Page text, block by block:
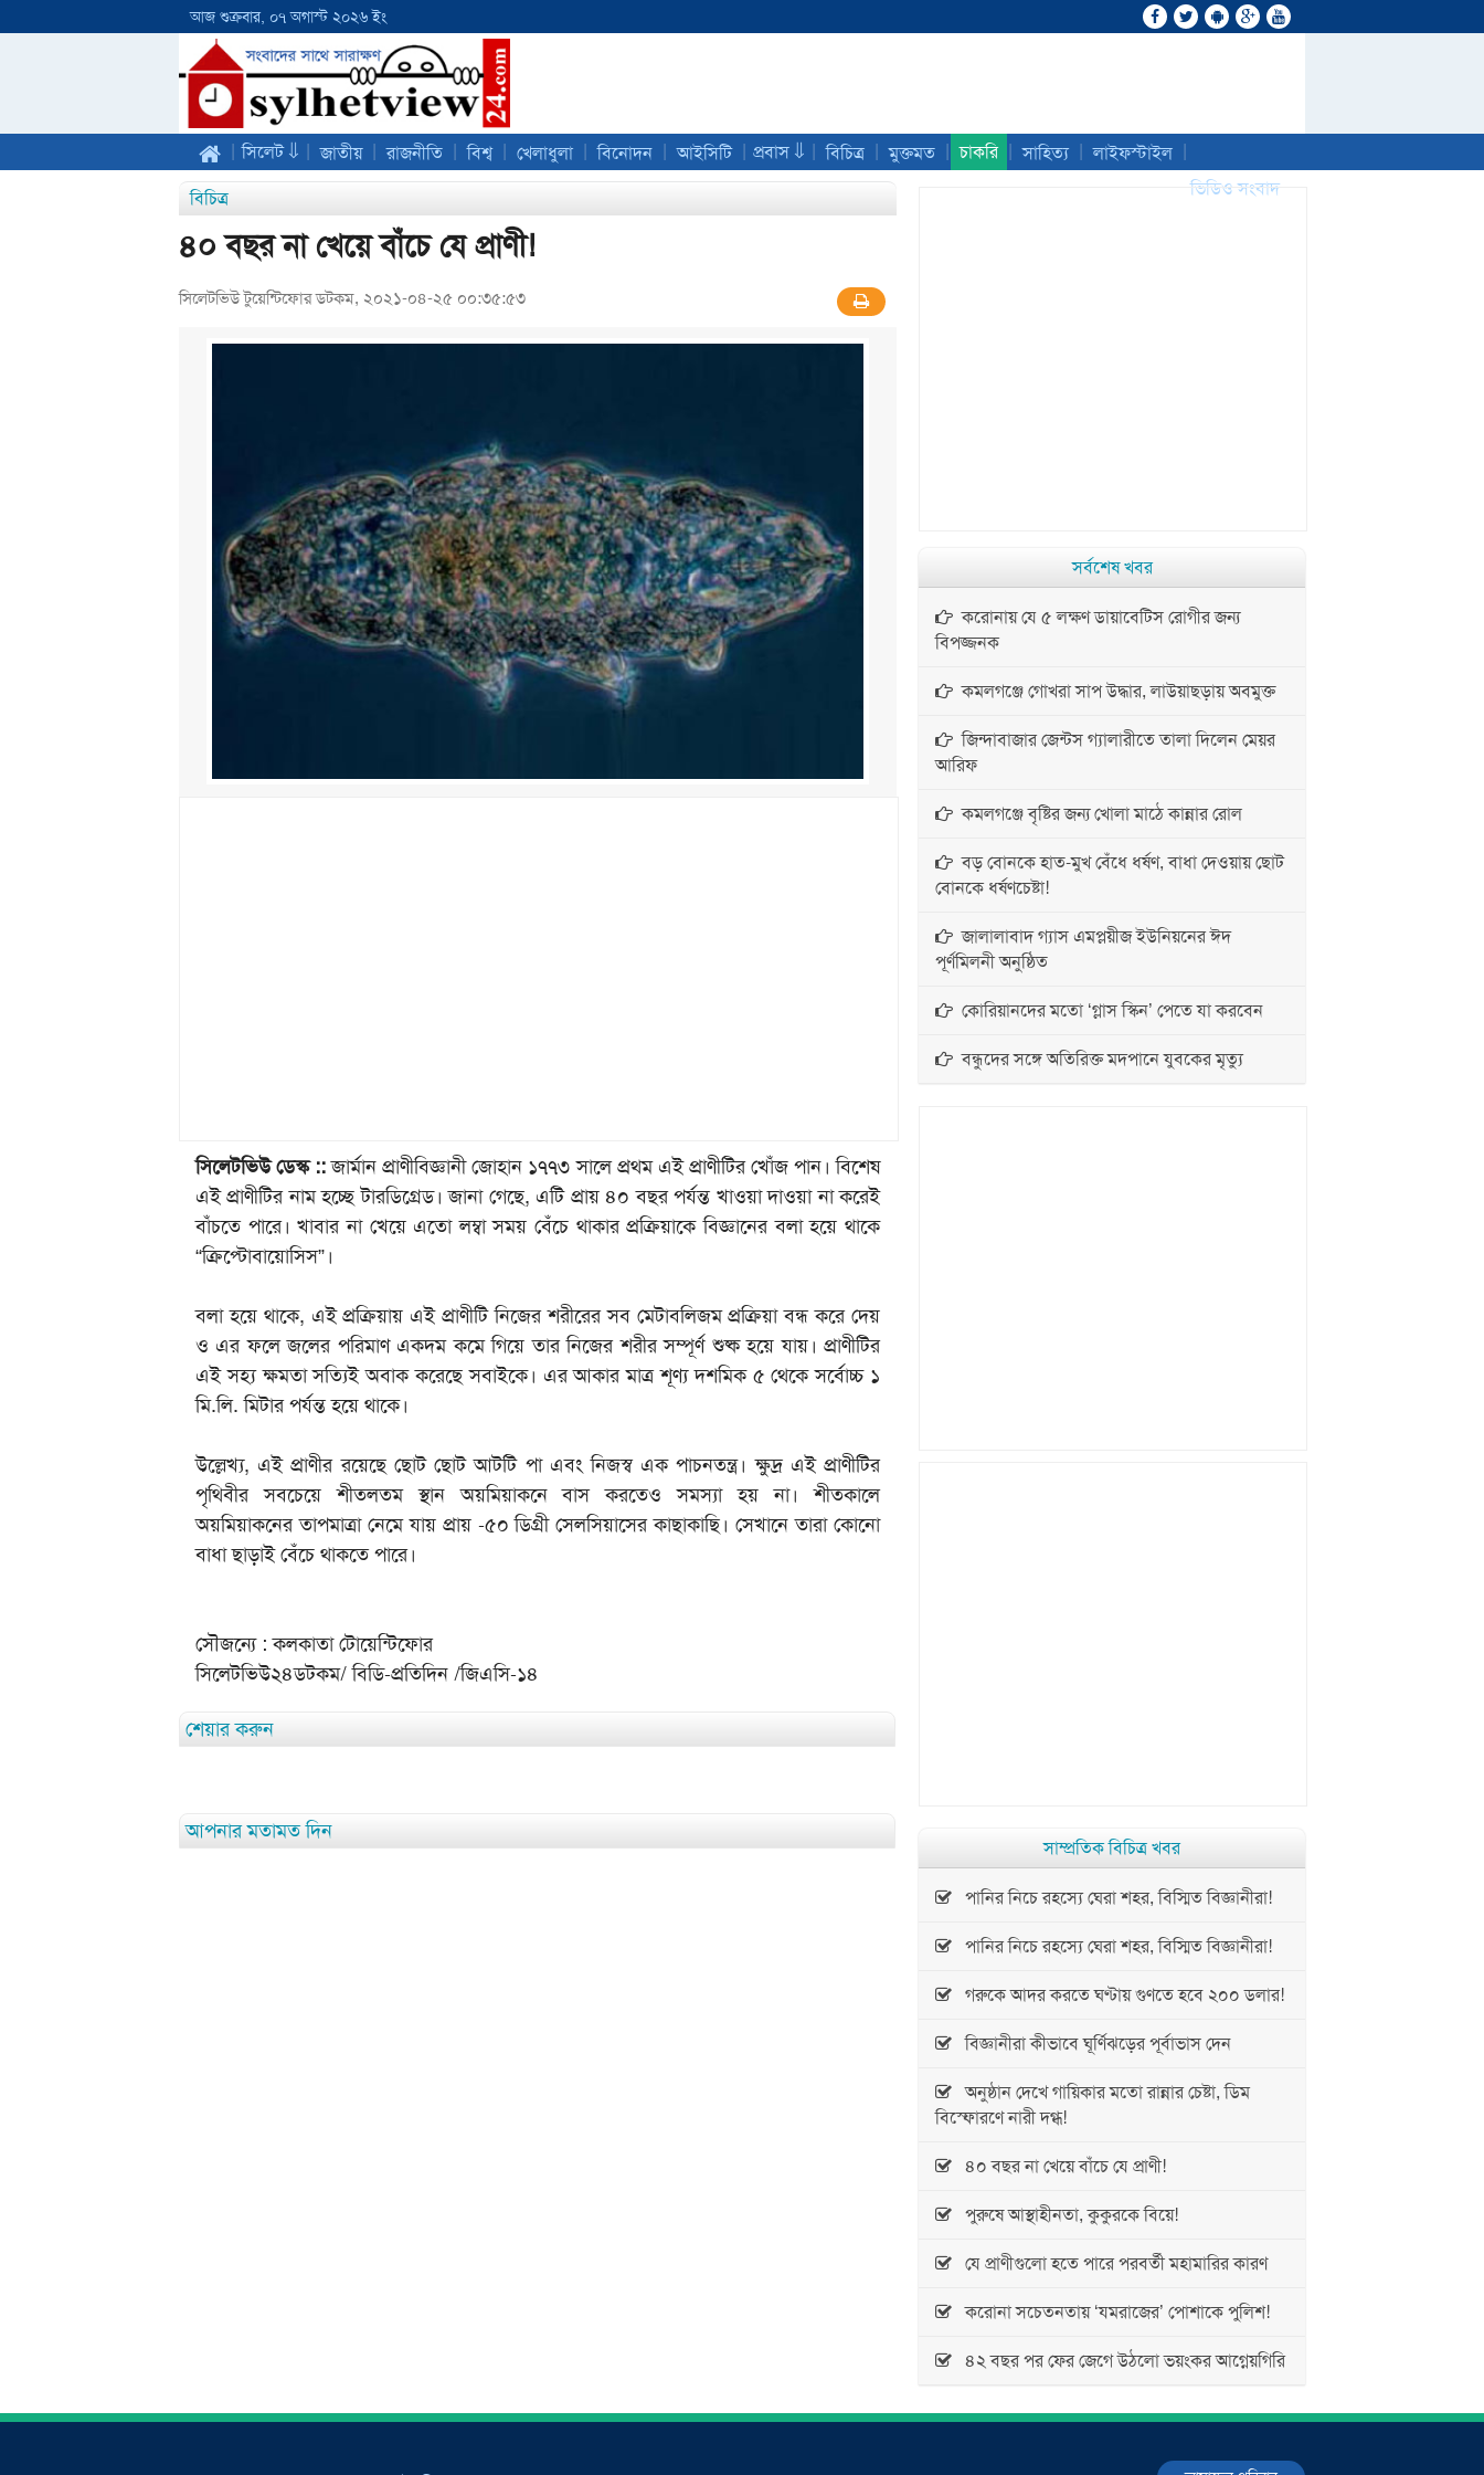
আজ শুক্রবার, ০৭ অগাস্ট ২০২৬ ইং
| সিলেট ⇓ | জাতীয় | রাজনীতি | বিশ্ব | খেলাধুলা | বিনোদন | আইসিটি | প্রবাস ⇓ | বিচিত্র | মুক্তমত | চাকরি | সাহিত্য | লাইফস্টাইল |
ভিডিও সংবাদ
বিচিত্র
৪০ বছর না খেয়ে বাঁচে যে প্রাণী!
সিলেটভিউ টুয়েন্টিফোর ডটকম, ২০২১-০৪-২৫ ০০:৩৫:৫৩
সিলেটভিউ ডেস্ক ::জার্মান প্রাণীবিজ্ঞানী জোহান ১৭৭৩ সালে প্রথম এই প্রাণীটির খোঁজ পান। বিশেষ
এই প্রাণীটির নাম হচ্ছে টারডিগ্রেড। জানা গেছে, এটি প্রায় ৪০ বছর পর্যন্ত খাওয়া দাওয়া না করেই
বাঁচতে পারে। খাবার না খেয়ে এতো লম্বা সময় বেঁচে থাকার প্রক্রিয়াকে বিজ্ঞানের বলা হয়ে থাকে
“ক্রিপ্টোবায়োসিস”।
বলা হয়ে থাকে, এই প্রক্রিয়ায় এই প্রাণীটি নিজের শরীরের সব মেটাবলিজম প্রক্রিয়া বন্ধ করে দেয়
ও এর ফলে জলের পরিমাণ একদম কমে গিয়ে তার নিজের শরীর সম্পূর্ণ শুষ্ক হয়ে যায়। প্রাণীটির
এই সহ্য ক্ষমতা সত্যিই অবাক করেছে সবাইকে। এর আকার মাত্র শূণ্য দশমিক ৫ থেকে সর্বোচ্চ ১
মি.লি. মিটার পর্যন্ত হয়ে থাকে।
উল্লেখ্য, এই প্রাণীর রয়েছে ছোট ছোট আটটি পা এবং নিজস্ব এক পাচনতন্ত্র। ক্ষুদ্র এই প্রাণীটির
পৃথিবীর সবচেয়ে শীতলতম স্থান অয়মিয়াকনে বাস করতেও সমস্যা হয় না। শীতকালে
অয়মিয়াকনের তাপমাত্রা নেমে যায় প্রায় -৫০ ডিগ্রী সেলসিয়াসের কাছাকাছি। সেখানে তারা কোনো
বাধা ছাড়াই বেঁচে থাকতে পারে।
সৌজন্যে : কলকাতা টোয়েন্টিফোর
সিলেটভিউ২৪ডটকম/ বিডি-প্রতিদিন /জিএসি-১৪
শেয়ার করুন
আপনার মতামত দিন
সর্বশেষ খবর
করোনায় যে ৫ লক্ষণ ডায়াবেটিস রোগীর জন্য
বিপজ্জনক
কমলগঞ্জে গোখরা সাপ উদ্ধার, লাউয়াছড়ায় অবমুক্ত
জিন্দাবাজার জেন্টস গ্যালারীতে তালা দিলেন মেয়র
আরিফ
কমলগঞ্জে বৃষ্টির জন্য খোলা মাঠে কান্নার রোল
বড় বোনকে হাত-মুখ বেঁধে ধর্ষণ, বাধা দেওয়ায় ছোট
বোনকে ধর্ষণচেষ্টা!
জালালাবাদ গ্যাস এমপ্লয়ীজ ইউনিয়নের ঈদ
পূর্ণমিলনী অনুষ্ঠিত
কোরিয়ানদের মতো ‘গ্লাস স্কিন’ পেতে যা করবেন
বন্ধুদের সঙ্গে অতিরিক্ত মদপানে যুবকের মৃত্যু
সাম্প্রতিক বিচিত্র খবর
পানির নিচে রহস্যে ঘেরা শহর, বিস্মিত বিজ্ঞানীরা!
পানির নিচে রহস্যে ঘেরা শহর, বিস্মিত বিজ্ঞানীরা!
গরুকে আদর করতে ঘণ্টায় গুণতে হবে ২০০ ডলার!
বিজ্ঞানীরা কীভাবে ঘূর্ণিঝড়ের পূর্বাভাস দেন
অনুষ্ঠান দেখে গায়িকার মতো রান্নার চেষ্টা, ডিম
বিস্ফোরণে নারী দগ্ধ!
৪০ বছর না খেয়ে বাঁচে যে প্রাণী!
পুরুষে আস্থাহীনতা, কুকুরকে বিয়ে!
যে প্রাণীগুলো হতে পারে পরবর্তী মহামারির কারণ
করোনা সচেতনতায় ‘যমরাজের’ পোশাকে পুলিশ!
৪২ বছর পর ফের জেগে উঠলো ভয়ংকর আগ্নেয়গিরি